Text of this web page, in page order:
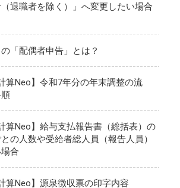
退職者を除く）」へ変更したい場合
「配偶者申告」とは？
算Neo】令和7年分の年末調整の流
算Neo】給与支払報告書（総括表）の
の人数や受給者総人員（報告人員）
合
算Neo】源泉徴収票の印字内容